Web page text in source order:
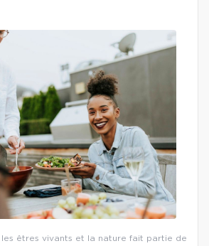
êtres vivants et la nature fait partie de